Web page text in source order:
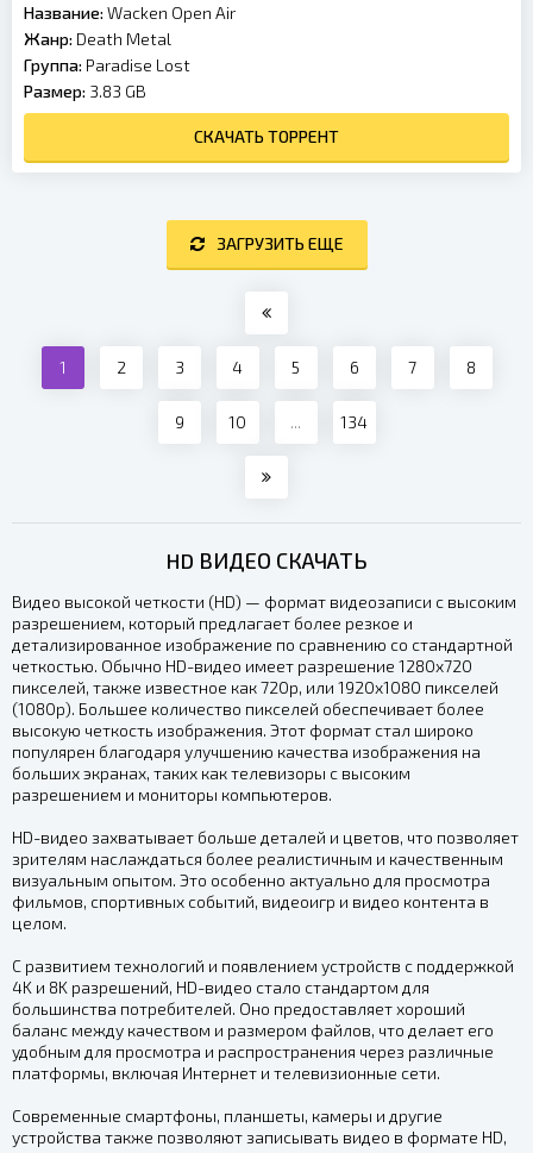
HD ВИДЕО СКАЧАТЬ
Видео высокой четкости (HD) — формат видеозаписи с высоким
разрешением, который предлагает более резкое и
детализированное изображение по сравнению со стандартной
четкостью. Обычно HD-видео имеет разрешение 1280x720
пикселей, также известное как 720p, или 1920x1080 пикселей
(1080p). Большее количество пикселей обеспечивает более
высокую четкость изображения. Этот формат стал широко
популярен благодаря улучшению качества изображения на
больших экранах, таких как телевизоры с высоким
разрешением и мониторы компьютеров.
HD-видео захватывает больше деталей и цветов, что позволяет
зрителям наслаждаться более реалистичным и качественным
визуальным опытом. Это особенно актуально для просмотра
фильмов, спортивных событий, видеоигр и видео контента в
целом.
С развитием технологий и появлением устройств с поддержкой
4K и 8K разрешений, HD-видео стало стандартом для
большинства потребителей. Оно предоставляет хороший
баланс между качеством и размером файлов, что делает его
удобным для просмотра и распространения через различные
платформы, включая Интернет и телевизионные сети.
Современные смартфоны, планшеты, камеры и другие
устройства также позволяют записывать видео в формате HD,
Название: Wacken Open Air
Жанр: Death Metal
Группа: Paradise Lost
Размер: 3.83 GB
СКАЧАТЬ ТОРРЕНТ
ЗАГРУЗИТЬ ЕЩЕ
1 2 3 4 5 6 7 8
9 10 ... 134